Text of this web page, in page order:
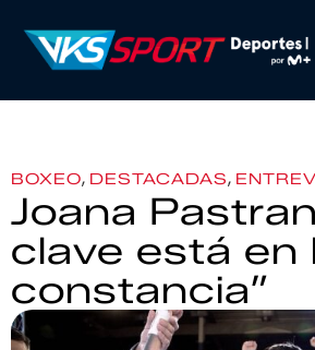
BOXEO, DESTACADAS,
Joana
clave está en
constancia”